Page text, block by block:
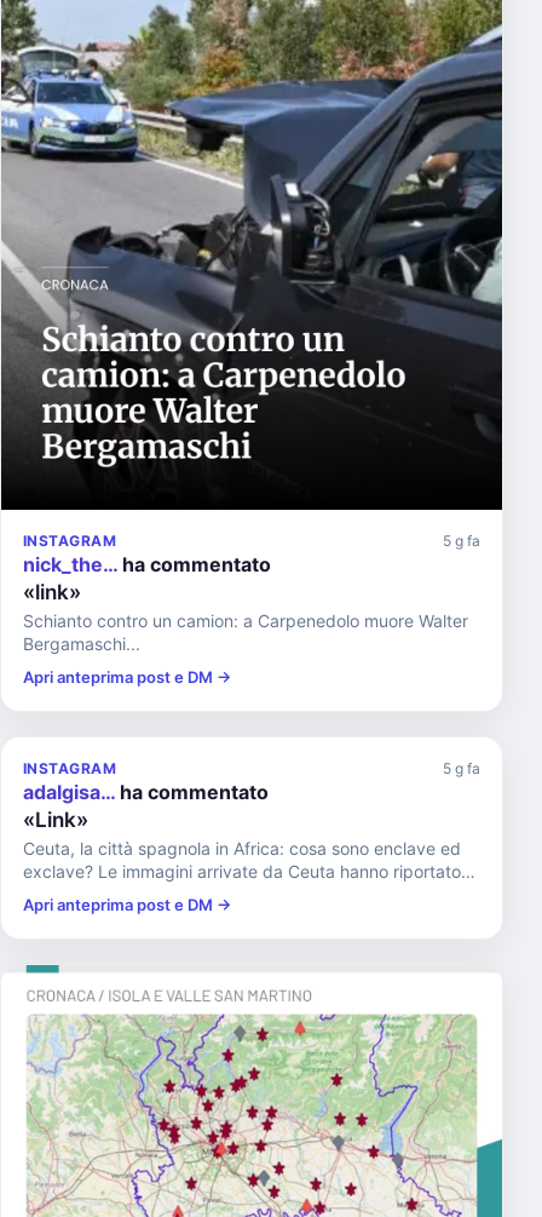
INSTAGRAM 5 g fa
nick_the… ha commentato
«link»
Schianto contro un camion: a Carpenedolo muore Walter
Bergamaschi...
Apri anteprima post e DM →
INSTAGRAM 5 g fa
adalgisa… ha commentato
«Link»
Ceuta, la città spagnola in Africa: cosa sono enclave ed
exclave? Le immagini arrivate da Ceuta hanno riportato
l’atten...
Apri anteprima post e DM →